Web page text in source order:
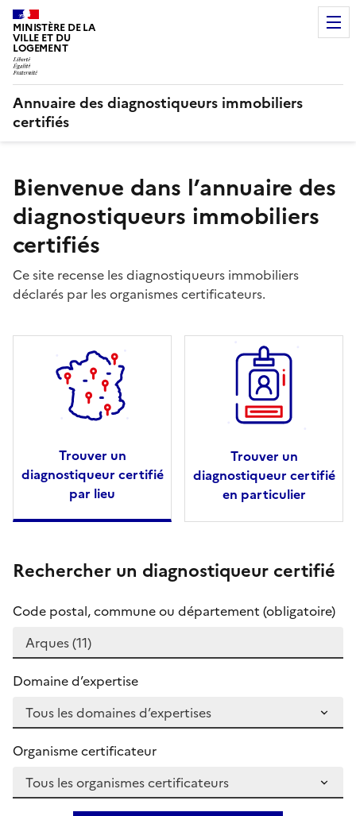
MINISTÈRE DE LA
VILLE ET DU
LOGEMENT
Annuaire des diagnostiqueurs immobiliers
certifiés
Bienvenue dans l’annuaire des
diagnostiqueurs immobiliers
certifiés
Ce site recense les diagnostiqueurs immobiliers
déclarés par les organismes certificateurs.
Trouver un
diagnostiqueur certifié
par lieu
Trouver un
diagnostiqueur certifié
en particulier
Rechercher un diagnostiqueur certifié
Code postal, commune ou département (obligatoire)
Domaine d’expertise
Organisme certificateur